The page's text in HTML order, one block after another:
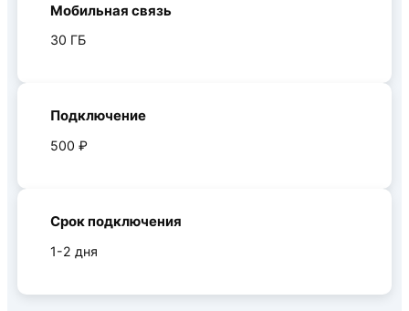
Мобильная связь
30 ГБ
Подключение
500 ₽
Срок подключения
1-2 дня